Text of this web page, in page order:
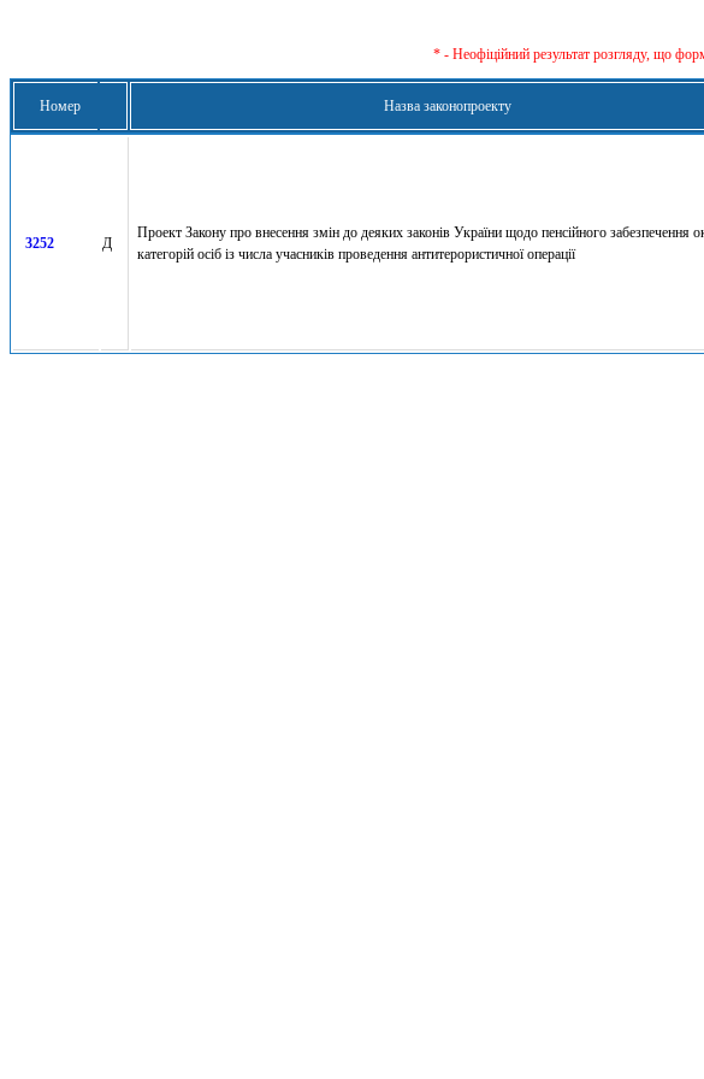
* - Неофіційний результат розгляду, що
Номер Назва законопроекту
3252 Д
Проект Закону про внесення змін до деяких законів України щодо пенсійного забезпечення
категорій осіб із числа учасників проведення антитерористичної операції